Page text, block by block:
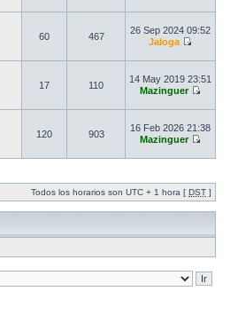
60 467
26 Sep 2024 09:52
Jaloga
17 110
14 May 2019 23:51
Mazinguer
120 903
16 Feb 2026 21:38
Mazinguer
Todos los horarios son UTC + 1 hora [ DST ]